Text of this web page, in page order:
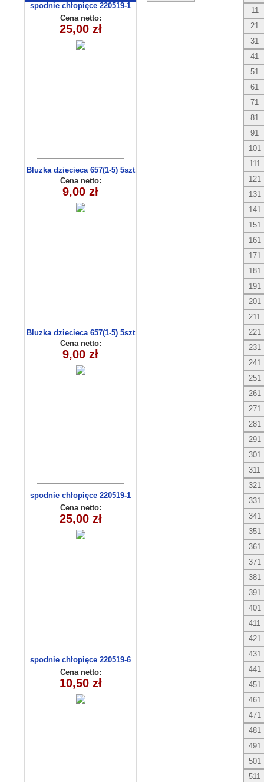
spodnie chłopięce 220519-1
(1-6) 5szt
Cena netto:
25,00 zł
Bluzka dziecieca 657(1-5) 5szt
Cena netto:
9,00 zł
Bluzka dziecieca 657(1-5) 5szt
Cena netto:
9,00 zł
spodnie chłopięce 220519-1
(1-6) 5szt
Cena netto:
25,00 zł
spodnie chłopięce 220519-6
(1- 4) 4 szt
Cena netto:
10,50 zł
11
21
31
41
51
61
71
81
91
101
111
121
131
141
151
161
171
181
191
201
211
221
231
241
251
261
271
281
291
301
311
321
331
341
351
361
371
381
391
401
411
421
431
441
451
461
471
481
491
501
511